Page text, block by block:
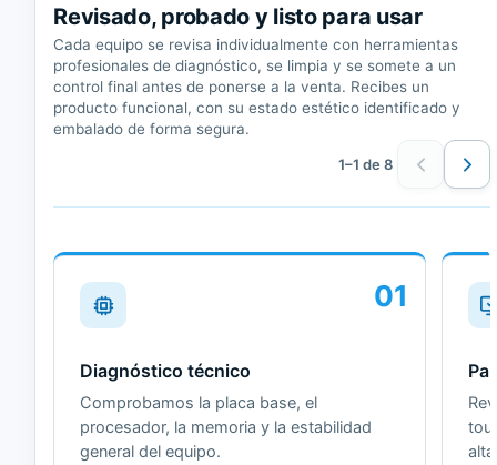
Revisado, probado y listo para usar
Cada equipo se revisa individualmente con herramientas
profesionales de diagnóstico, se limpia y se somete a un
control final antes de ponerse a la venta. Recibes un
producto funcional, con su estado estético identificado y
embalado de forma segura.
1–1 de 8
01
Diagnóstico técnico
Comprobamos la placa base, el
procesador, la memoria y la estabilidad
general del equipo.